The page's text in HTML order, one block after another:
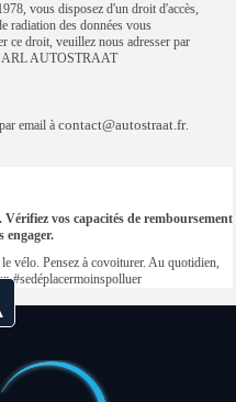
vous disposez d'un droit d'accès,
radiation des données vous
ce droit, veuillez nous adresser par
AUTOSTRAAT
email à contact@autostraat.fr.
vos capacités de remboursement
engager.
vélo. Pensez à covoiturer. Au quotidien,
#sedéplacermoinspolluer